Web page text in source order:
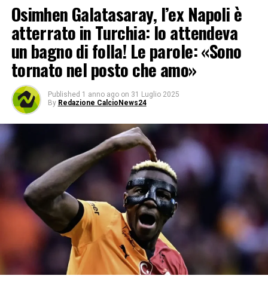
Osimhen Galatasaray, l’ex Napoli è
atterrato in Turchia: lo attendeva
un bagno di folla! Le parole: «Sono
tornato nel posto che amo»
Published 1 anno ago on 31 Luglio 2025
By Redazione CalcioNews24